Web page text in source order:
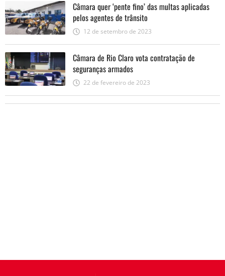
Câmara quer ‘pente fino’ das multas aplicadas
pelos agentes de trânsito
12 de setembro de 2023
Câmara de Rio Claro vota contratação de
seguranças armados
22 de fevereiro de 2023